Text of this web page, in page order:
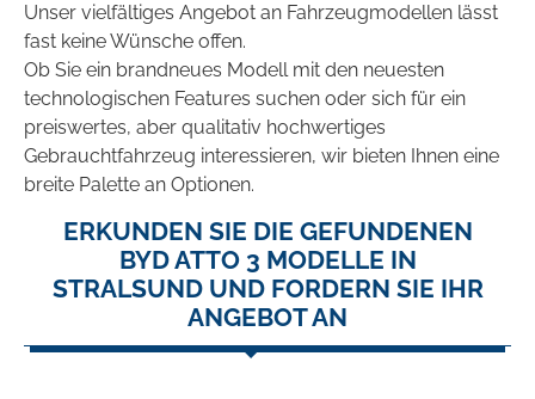
Unser vielfältiges Angebot an Fahrzeugmodellen lässt
fast keine Wünsche offen.
Ob Sie ein brandneues Modell mit den neuesten
technologischen Features suchen oder sich für ein
preiswertes, aber qualitativ hochwertiges
Gebrauchtfahrzeug interessieren, wir bieten Ihnen eine
breite Palette an Optionen.
ERKUNDEN SIE DIE GEFUNDENEN
BYD ATTO 3 MODELLE IN
STRALSUND UND FORDERN SIE IHR
ANGEBOT AN